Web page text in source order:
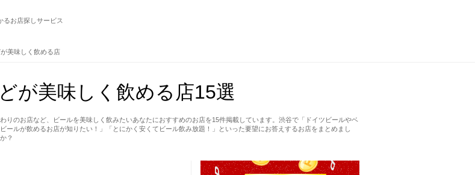
るお店探しサービス
美味しく飲める店
が美味しく飲める店15選
りのお店など、ビールを美味しく飲みたいあなたにおすすめのお店を15件掲載しています。渋谷で「ドイツビールやベ
ールが飲めるお店が知りたい！」「とにかく安くてビール飲み放題！」といった要望にお答えするお店をまとめまし
？